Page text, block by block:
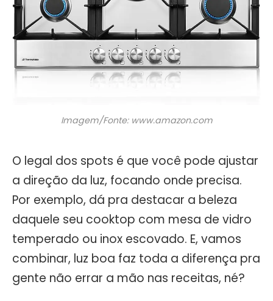
Imagem/Fonte: www.amazon.com
O legal dos spots é que você pode ajustar
a direção da luz, focando onde precisa.
Por exemplo, dá pra destacar a beleza
daquele seu cooktop com mesa de vidro
temperado ou inox escovado. E, vamos
combinar, luz boa faz toda a diferença pra
gente não errar a mão nas receitas, né?